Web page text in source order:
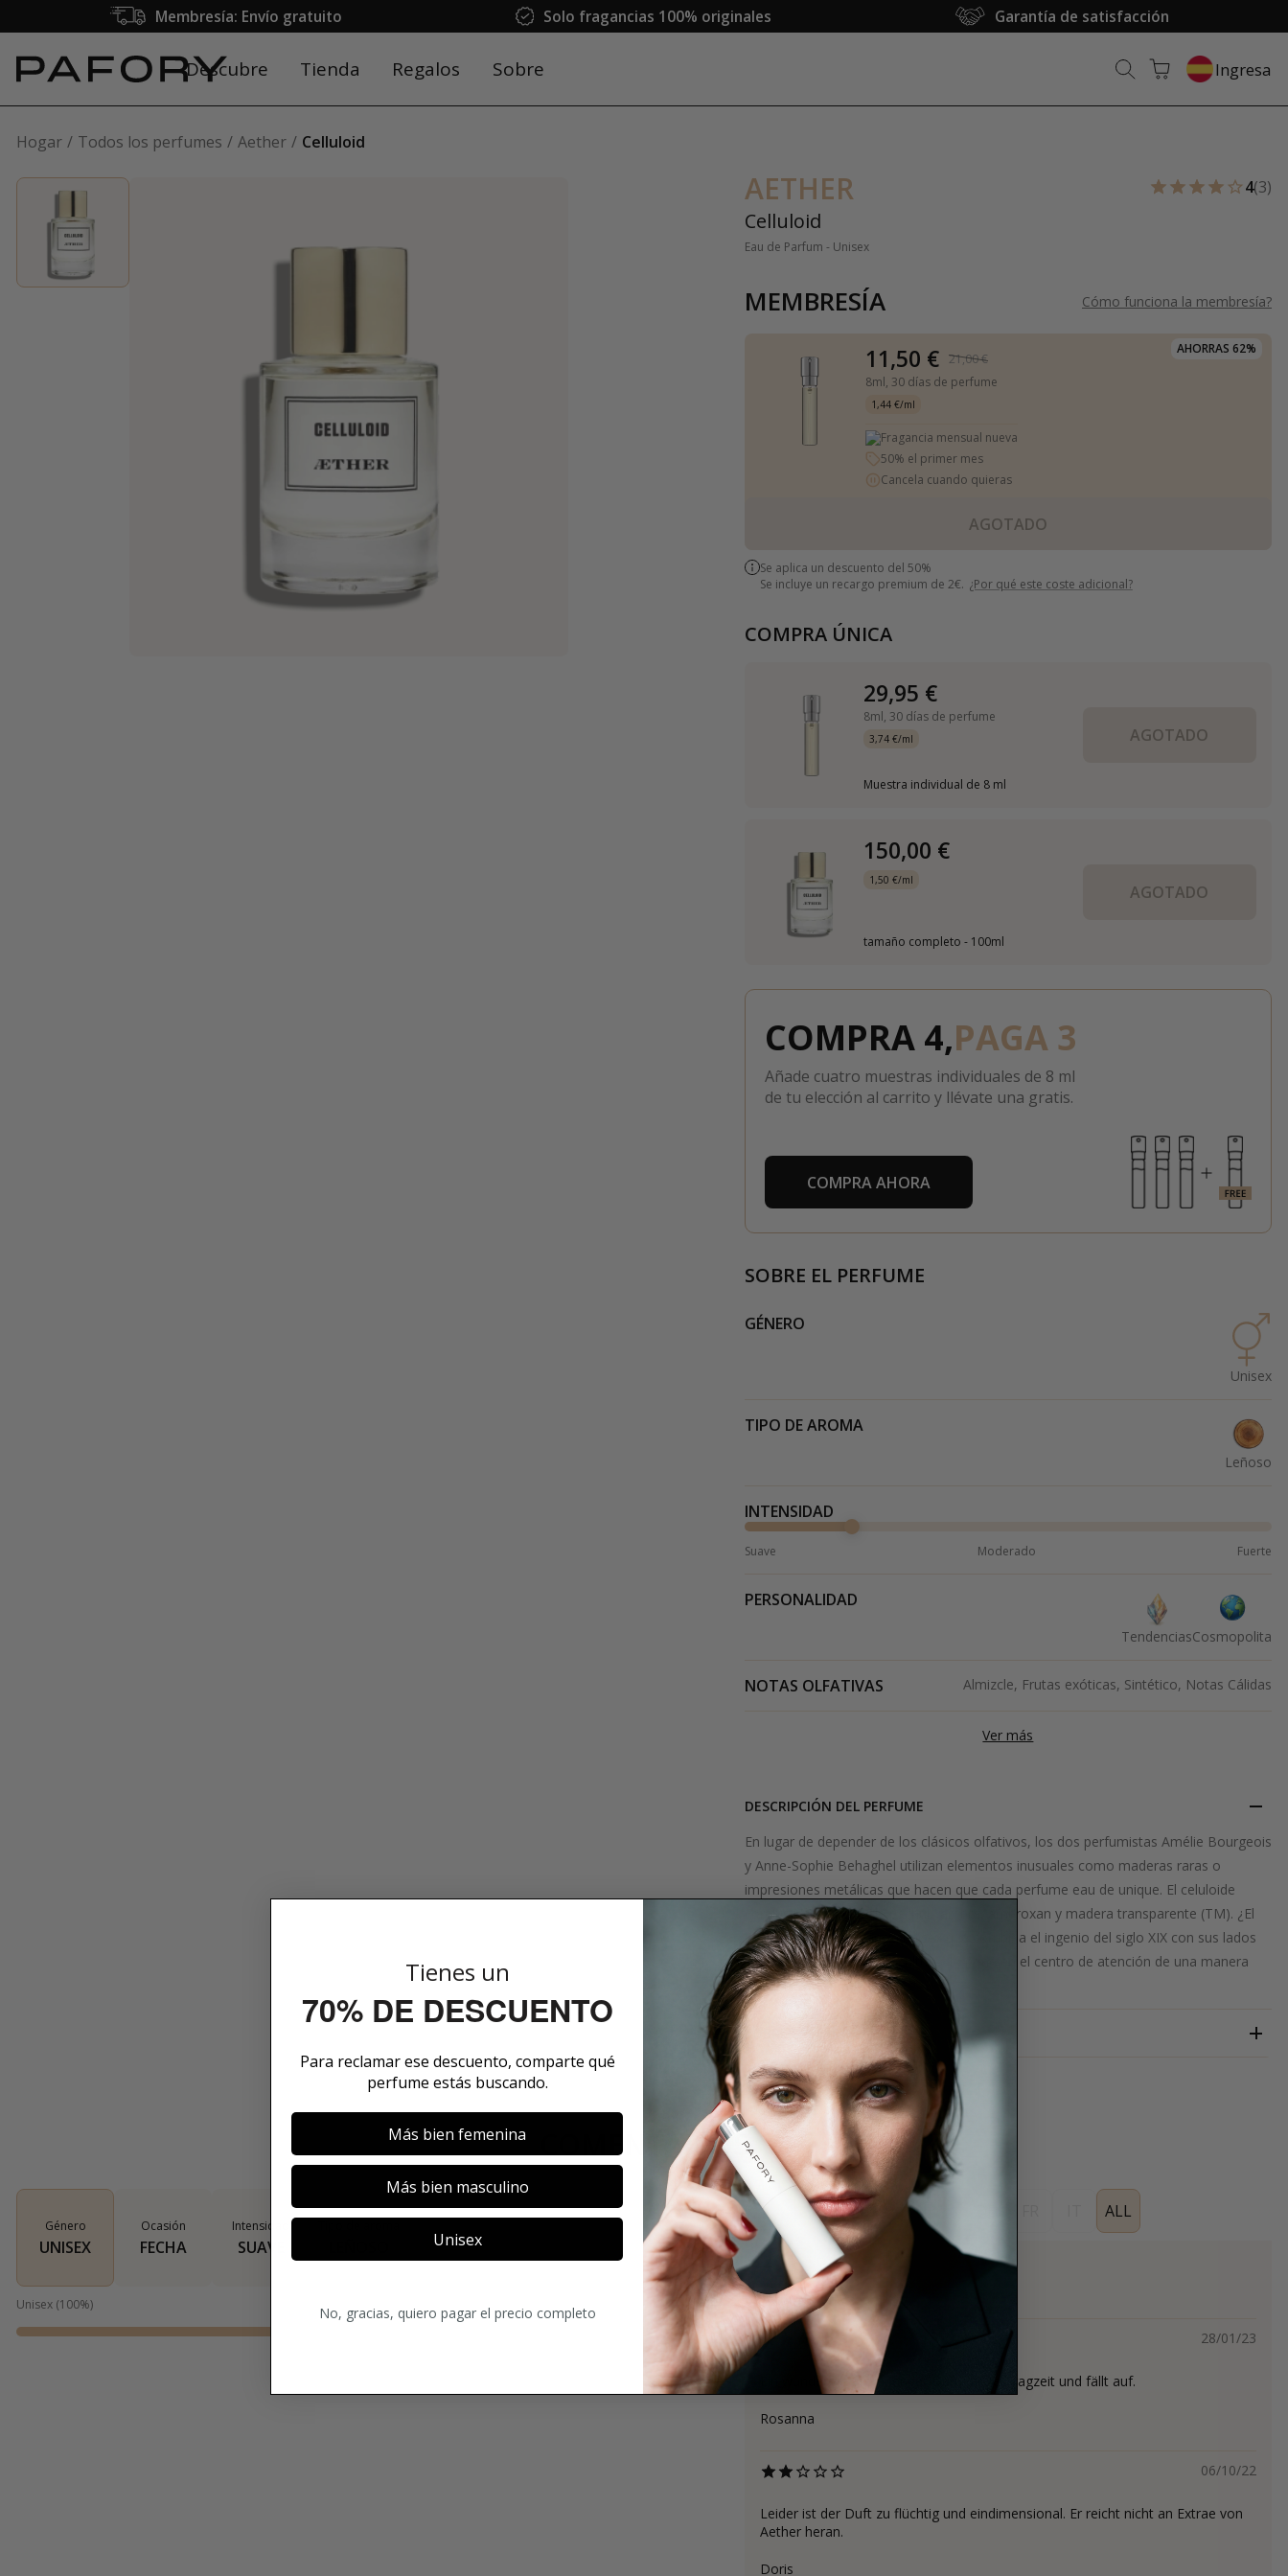
Membresía: Envío gratuito Solo fragancias 100% originales Garantía de satisfacción
Descubre Tienda Regalos Sobre Ingresa
Hogar Todos los perfumes Aether Celluloid
AETHER
Celluloid
Eau de Parfum - Unisex
4(3)
MEMBRESÍA Cómo funciona la membresía?
AHORRAS 62%
11,50 €
21,00 €
8ml, 30 días de perfume
1,44 €/ml
Fragancia mensual nueva
50% el primer mes
Cancela cuando quieras
AGOTADO
Se aplica un descuento del 50%
Se incluye un recargo premium de 2€. ¿Por qué este coste adicional?
COMPRA ÚNICA
29,95 €
8ml, 30 días de perfume
3,74 €/ml
Muestra individual de 8 ml
AGOTADO
150,00 €
1,50 €/ml
tamaño completo - 100ml
AGOTADO
COMPRA 4,PAGA 3
Añade cuatro muestras individuales de 8 ml
de tu elección al carrito y llévate una gratis.
COMPRA AHORA
SOBRE EL PERFUME
GÉNERO
Unisex
TIPO DE AROMA
Leñoso
INTENSIDAD
Suave Moderado Fuerte
PERSONALIDAD
TendenciasCosmopolita
NOTAS OLFATIVAS Almizcle, Frutas exóticas, Sintético, Notas Cálidas
Ver más
DESCRIPCIÓN DEL PERFUME
En lugar de depender de los clásicos olfativos, los dos perfumistas Amélie Bourgeois
y Anne-Sophie Behaghel utilizan elementos inusuales como maderas raras o
impresiones metálicas que hacen que cada perfume eau de unique. El celuloide
combina fragancias de pachulí, ambra, ambroxan y madera transparente (TM). ¿El
resultado? Una fragancia unisex que combina el ingenio del siglo XIX con sus lados
oscuros, misteriosos y ocultos y lo pone en el centro de atención de una manera
moderna e inventiva.
AETHER
COMENTARIOS
Género
UNISEX
Ocasión
FECHA
Intensidad
SUAVE
Unisex (100%)
ALL
4
3 Comentarios
28/01/23
Ein wunderbar anziehender Duft, lange Tragzeit und fällt auf.
Rosanna
06/10/22
Leider ist der Duft zu flüchtig und eindimensional. Er reicht nicht an Extrae von
Aether heran.
Doris
Tienes un
70% DE DESCUENTO
Para reclamar ese descuento, comparte qué
perfume estás buscando.
Más bien femenina
Más bien masculino
Unisex
No, gracias, quiero pagar el precio completo